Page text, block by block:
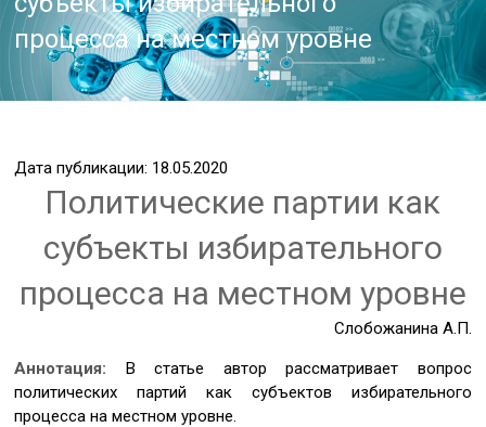
процесса на местном уровне
Дата публикации: 18.05.2020
Политические партии как
субъекты избирательного
процесса на местном уровне
Слобожанина А.П.
Аннотация: В статье автор рассматривает вопрос
политических партий как субъектов избирательного
процесса на местном уровне.